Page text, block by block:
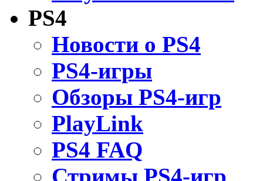
PS4
Новости о PS4
PS4-игры
Обзоры PS4-игр
PlayLink
PS4 FAQ